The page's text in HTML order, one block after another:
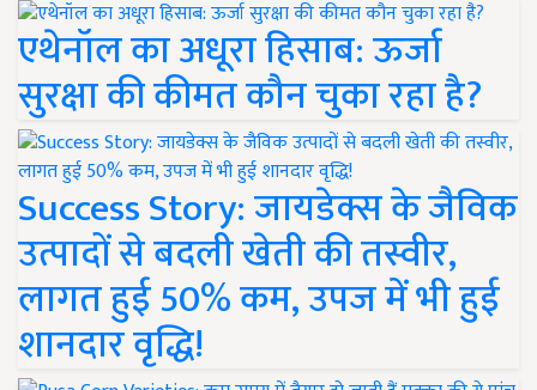
एथेनॉल का अधूरा हिसाब: ऊर्जा
सुरक्षा की कीमत कौन चुका रहा है?
Success Story: जायडेक्स के जैविक
उत्पादों से बदली खेती की तस्वीर,
लागत हुई 50% कम, उपज में भी हुई
शानदार वृद्धि!